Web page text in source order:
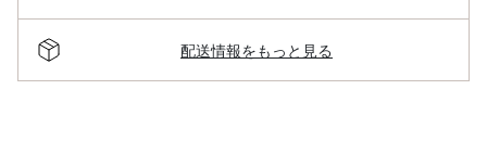
配送情報をもっと見る